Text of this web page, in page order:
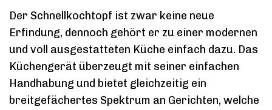
Der Schnellkochtopf ist zwar keine neue
Erfindung, dennoch gehört er zu einer modernen
und voll ausgestatteten Küche einfach dazu. Das
Küchengerät überzeugt mit seiner einfachen
Handhabung und bietet gleichzeitig ein
breitgefächertes Spektrum an Gerichten, welche